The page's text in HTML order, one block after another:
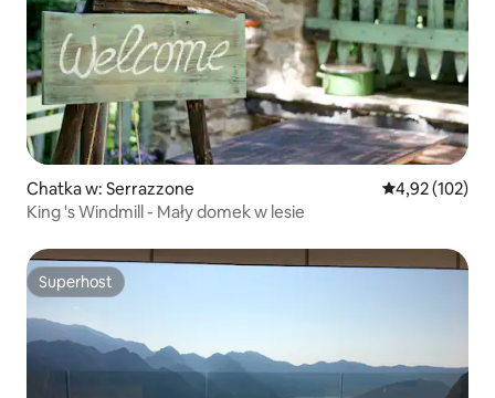
Chatka w: Serrazzone Średnia
4,92 (102)
King 's Windmill - Mały domek w lesie
Superhost
Superhost